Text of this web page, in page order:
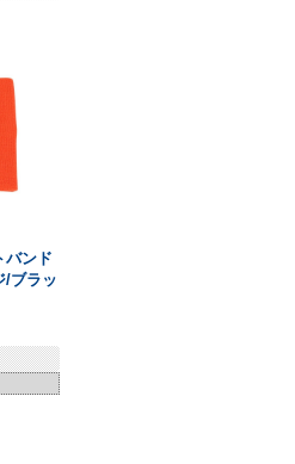
バンド
/ブラッ